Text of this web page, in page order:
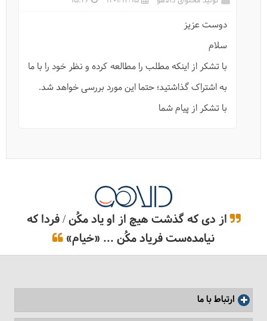
فیلم: سفر 3 دقیقه‌ای به ویتنام
دوست عزیز
سلام
با تشکر از اینکه مطلب را مطالعه کرده و نظر خود را با ما
به اشتراک گذاشتید؛ حتما این مورد بررسی خواهد شد.
با تشکر از پیام شما
از دی که گذشت هیچ از او یاد مکُن / فردا که
نیامده‌ست فریاد مکُن ... «خیام»
ارتباط با ما